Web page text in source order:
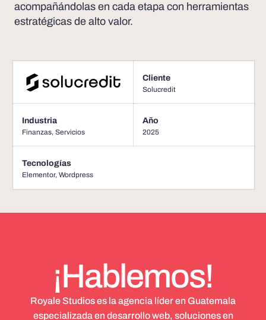
acompañándolas en cada etapa con herramientas
estratégicas de alto valor.
Cliente
Solucredit
Industria
Finanzas, Servicios
Año
2025
Tecnologías
Elementor, Wordpress
¡Hablemos!
Royale Studios es la agencia líder en Guatemala
especializada en desarrollo web, soluciones en